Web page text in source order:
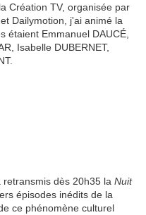
Création TV, organisée par
Dailymotion, j'ai animé la
étaient Emmanuel DAUCÉ,
Isabelle DUBERNET,
dès 20h35 la Nuit
épisodes inédits de la
ce phénomène culturel